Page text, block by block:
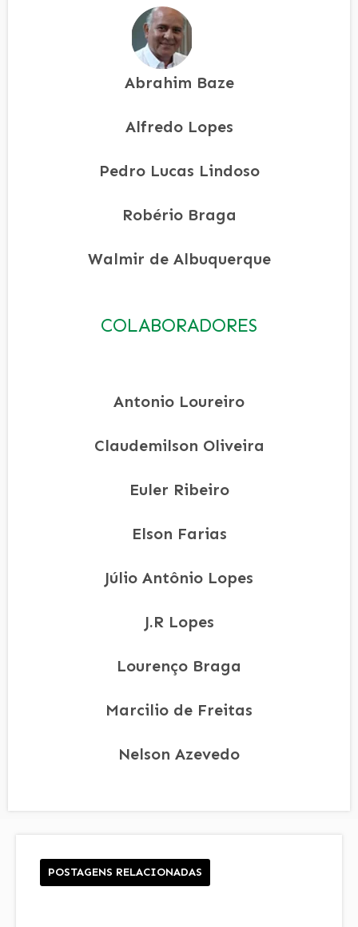
Abrahim Baze
Alfredo Lopes
Pedro Lucas Lindoso
Robério Braga
Walmir de Albuquerque
COLABORADORES
Antonio Loureiro
Claudemilson Oliveira
Euler Ribeiro
Elson Farias
Júlio Antônio Lopes
J.R Lopes
Lourenço Braga
Marcilio de Freitas
Nelson Azevedo
POSTAGENS RELACIONADAS